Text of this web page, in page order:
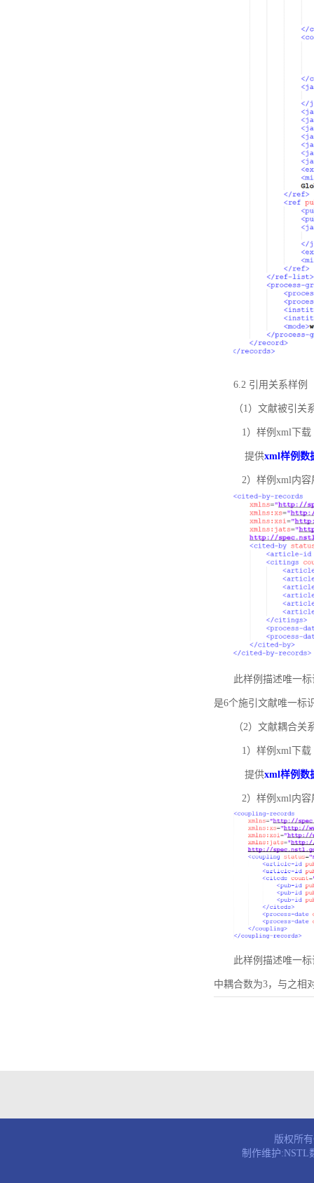
6.2 引用关系样例
（1）文献被引关
1）样例xml下载
提供xml样例数
2）样例xml内容
此样例描述唯一标
是6个施引文献唯一标
（2）文献耦合关
1）样例xml下载
提供xml样例数
2）样例xml内容
此样例描述唯一标
中耦合数为3，与之相
版权所
制作维护:NSTL